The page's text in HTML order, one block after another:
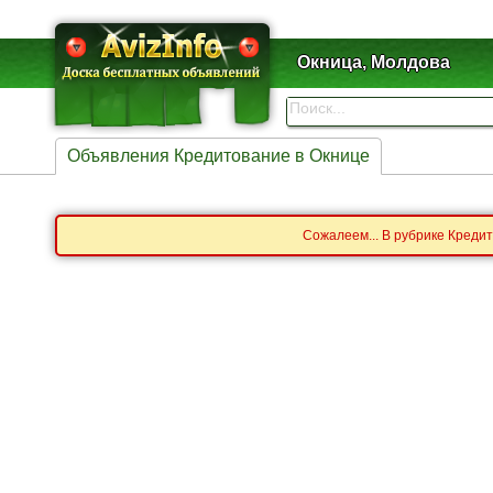
Окница, Молдова
Объявления Кредитование в Окнице
Сожалеем... В рубрике